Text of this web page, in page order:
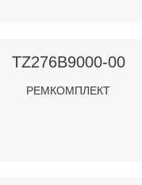
TZ276B9000-00
РЕМКОМПЛЕКТ